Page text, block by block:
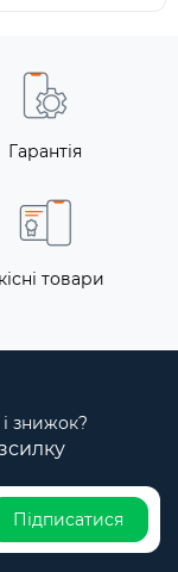
Гарантія
товари
і знижок?
Підписатися